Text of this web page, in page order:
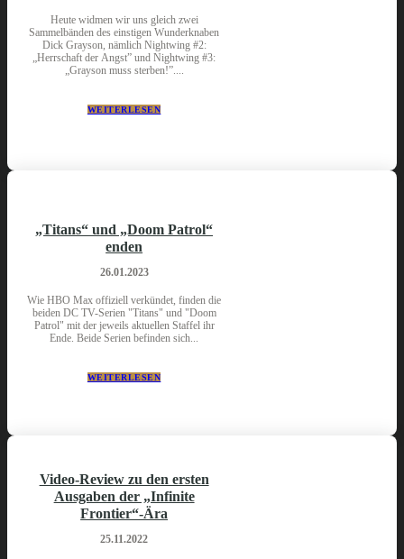
Heute widmen wir uns gleich zwei
Sammelbänden des einstigen Wunderknaben
Dick Grayson, nämlich Nightwing #2:
„Herrschaft der Angst” und Nightwing #3:
„Grayson muss sterben!”....
WEITERLESEN
„Titans“ und „Doom Patrol“
enden
26.01.2023
Wie HBO Max offiziell verkündet, finden die
beiden DC TV-Serien "Titans" und "Doom
Patrol" mit der jeweils aktuellen Staffel ihr
Ende. Beide Serien befinden sich...
WEITERLESEN
Video-Review zu den ersten
Ausgaben der „Infinite
Frontier“-Ära
25.11.2022